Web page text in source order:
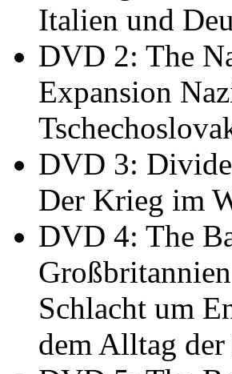
Italien und
DVD 2: The
Expansion
DVD 3:
Der Krieg im
DVD 4: The
Großbritannien
Schlacht um
dem Alltag